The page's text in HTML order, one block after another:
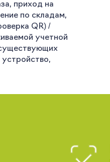
приход на
по складам,
QR) /
учетной